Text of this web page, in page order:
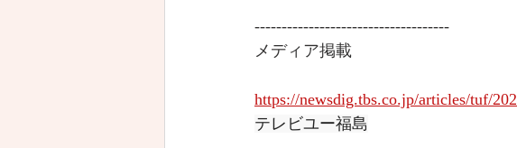
------------------------------------
メディア掲載
https://newsdig.tbs.co.jp/articles/tuf/
テレビユー福島